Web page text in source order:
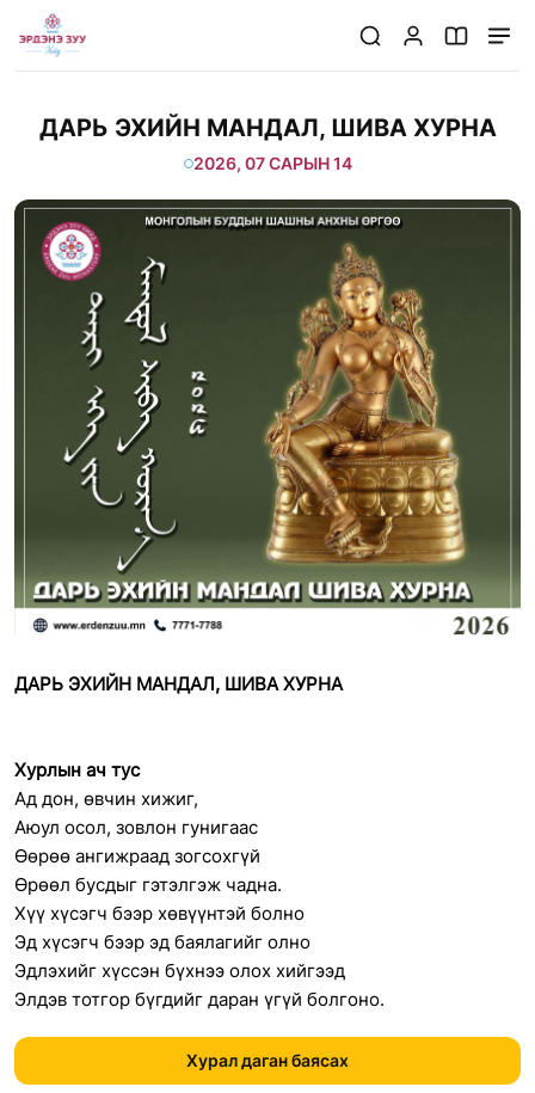
ДАРЬ ЭХИЙН МАНДАЛ, ШИВА ХУРНА
2026, 07 САРЫН 14
ДАРЬ ЭХИЙН МАНДАЛ, ШИВА ХУРНА
Хурлын ач тус
Ад дон, өвчин хижиг,
Аюул осол, зовлон гунигаас
Өөрөө ангижраад зогсохгүй
Өрөөл бусдыг гэтэлгэж чадна.
Хүү хүсэгч бээр хөвүүнтэй болно
Эд хүсэгч бээр эд баялагийг олно
Эдлэхийг хүссэн бүхнээ олох хийгээд
Элдэв тотгор бүгдийг даран үгүй болгоно.
Хурал даган баясах
/huralt/20260714/dari-ehiin-mandal-shiva-hurna-10